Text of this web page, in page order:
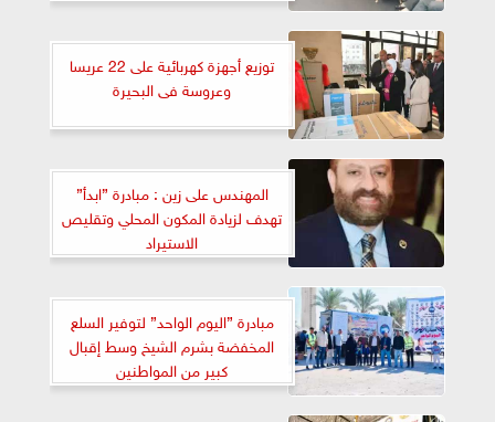
توزيع أجهزة كهربائية على 22 عريسا
وعروسة فى البحيرة
المهندس على زين : مبادرة ”ابدأ”
تهدف لزيادة المكون المحلي وتقليص
الاستيراد
مبادرة ”اليوم الواحد” لتوفير السلع
المخفضة بشرم الشيخ وسط إقبال
كبير من المواطنين